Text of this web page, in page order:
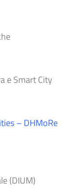
e Smart City
– DHMoRe
(DIUM)